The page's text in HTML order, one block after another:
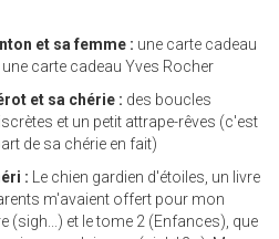
et sa femme : une carte cadeau
carte cadeau Yves Rocher
et sa chérie : des boucles
et un petit attrape-rêves (c'est
de sa chérie en fait)
: Le chien gardien d'étoiles, un livre
m'avaient offert pour mon
(sigh...) et le tome 2 (Enfances), que